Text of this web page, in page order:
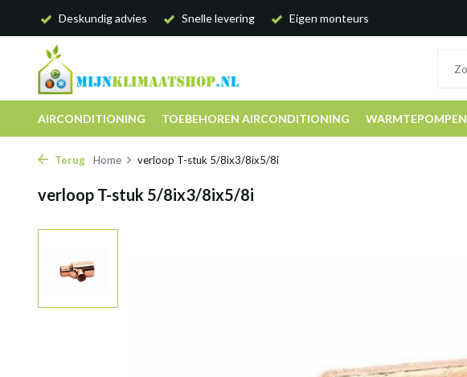
Deskundig advies Snelle levering Eigen monteurs
AIRCONDITIONING TOEBEHOREN AIRCONDITIONING WARMTEPOMPEN
Terug Home verloop T-stuk 5/8ix3/8ix5/8i
verloop T-stuk 5/8ix3/8ix5/8i